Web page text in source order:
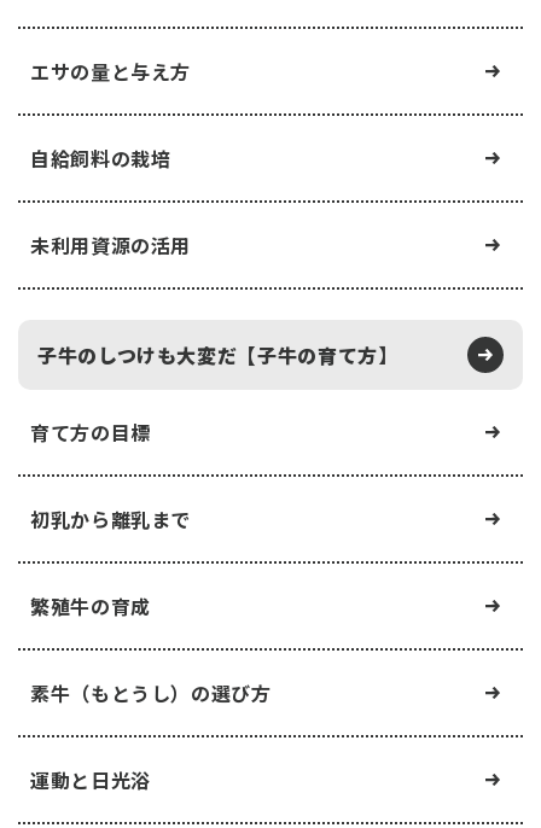
エサの量と与え方
自給飼料の栽培
未利用資源の活用
子牛のしつけも大変だ【子牛の育て方】
育て方の目標
初乳から離乳まで
繁殖牛の育成
素牛（もとうし）の選び方
運動と日光浴